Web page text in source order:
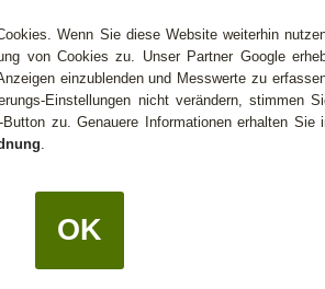
weil er wahrscheinlich momentan keine
manchmal im Weg (Wassermann Asz.
Wenn Sie diese Website weiterhin
von Cookies zu. Unser Partner Google
einzublenden und Messwerte zu
Einstellungen nicht verändern, stimmen
zu. Genauere Informationen erhalten Sie
OK